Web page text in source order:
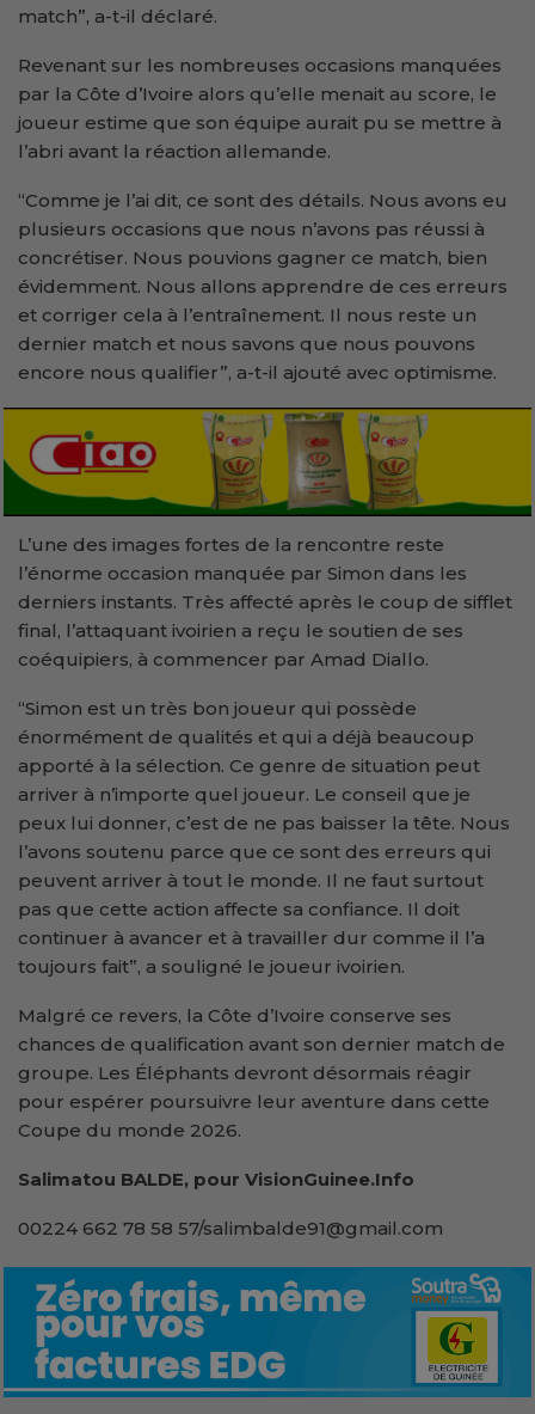
match”, a-t-il déclaré.
Revenant sur les nombreuses occasions manquées
par la Côte d’Ivoire alors qu’elle menait au score, le
joueur estime que son équipe aurait pu se mettre à
l’abri avant la réaction allemande.
“Comme je l’ai dit, ce sont des détails. Nous avons eu
plusieurs occasions que nous n’avons pas réussi à
concrétiser. Nous pouvions gagner ce match, bien
évidemment. Nous allons apprendre de ces erreurs
et corriger cela à l’entraînement. Il nous reste un
dernier match et nous savons que nous pouvons
encore nous qualifier”, a-t-il ajouté avec optimisme.
L’une des images fortes de la rencontre reste
l’énorme occasion manquée par Simon dans les
derniers instants. Très affecté après le coup de sifflet
final, l’attaquant ivoirien a reçu le soutien de ses
coéquipiers, à commencer par Amad Diallo.
“Simon est un très bon joueur qui possède
énormément de qualités et qui a déjà beaucoup
apporté à la sélection. Ce genre de situation peut
arriver à n’importe quel joueur. Le conseil que je
peux lui donner, c’est de ne pas baisser la tête. Nous
l’avons soutenu parce que ce sont des erreurs qui
peuvent arriver à tout le monde. Il ne faut surtout
pas que cette action affecte sa confiance. Il doit
continuer à avancer et à travailler dur comme il l’a
toujours fait”, a souligné le joueur ivoirien.
Malgré ce revers, la Côte d’Ivoire conserve ses
chances de qualification avant son dernier match de
groupe. Les Éléphants devront désormais réagir
pour espérer poursuivre leur aventure dans cette
Coupe du monde 2026.
Salimatou BALDE, pour VisionGuinee.Info
00224 662 78 58 57/salimbalde91@gmail.com